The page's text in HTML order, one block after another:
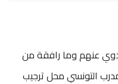
عنهم وما رافقة من
التونسي محل ترجيب